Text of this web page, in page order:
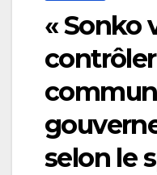
« Sonko
selon le